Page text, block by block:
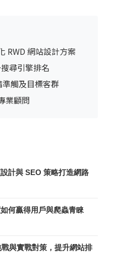
RWD 網站設計方案
搜尋引擎排名
準觸及目標客群
業顧問
計與 SEO 策略打造網路
何贏得用戶與爬蟲青睞
與實戰對策，提升網站排